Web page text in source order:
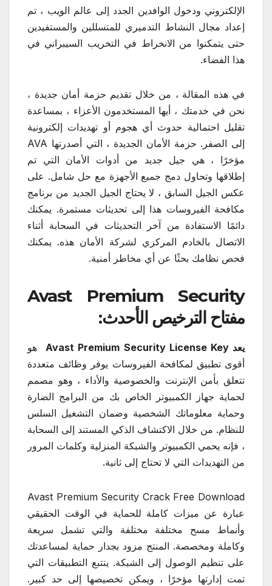
الإلكتروني ودخول الوافدين الجدد إلى عالم الويب ، تم
إعداد مجال النشاط التدميري للمتسللين والمستفيدين
حتى يتمكنوا من الانخراط في التخريب السيبراني في
هذا الفضاء.
في هذه المقالة ، من خلال تقديم حزمة أمان جديدة ،
نحن في خدمتك ، أيها المستخدمون الأعزاء ، بمساعدة
تقليل احتمالية حدوث أي هجوم أو تهديدات إلكترونية
إلى الصفر. حزمة الأمان الجديدة ، التي أصدرتها AVA
مؤخرًا ، هي جيل جديد من أدوات الأمان التي تم
إطلاقها وتحاول دمج جميع الأجهزة مع حل شامل. على
عكس الجيل السابق ، لا يحتاج الجيل الجديد من برنامج
مكافحة الفيروسات هذا إلى تحديثات مستمرة. يمكنك
دائمًا الاستفادة من آخر التحديثات في السحابة أثناء
الاتصال بالخادم المركزي لشركة الأمان هذه. يمكنك
فحص نظامك بحثًا عن أي مخاطر أمنية.
Avast Premium Security
مفتاح الترخيص الأحدث:
يعد Avast Premium Security License Key
هو
أقوى تطبيق لمكافحة الفيروسات يوفر وظائف متعددة
تتعلق بأمن الإنترنت والخصوصية والأداء ، وهو مصمم
لحماية جهاز الكمبيوتر الخاص بك من البرامج الضارة
وحماية معلوماتك الشخصية وضمان التشغيل السلس
للنظام. من خلال الاكتشاف الذكي المستند إلى السحابة
، فإنه يحمي الكمبيوتر والشبكة المنزلية وكلمات المرور
من التهديدات التي لا تحتاج إلى ثانية.
Avast Premium Security Crack Free Download
عبارة عن ميزات كاملة للحماية في الوقت الحقيقي
وأنماط مسح مختلفة مختلفة والتي تشمل سريعة
وكاملة ومخصصة. المنتج مزود بجدار حماية لمساعدتك
على تنظيم الوصول إلى الشبكة. يتتبع التطبيقات التي
تمت إدارتها مؤخرًا ، ويمكن تخصيصها إلى حد كبير.